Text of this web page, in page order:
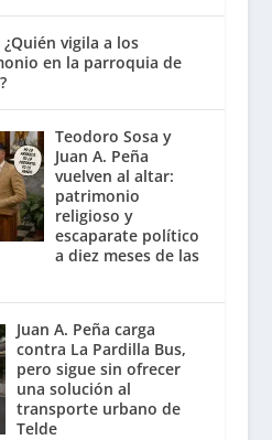
¿Quién vigila a los
en la parroquia de
Teodoro Sosa y
Juan A. Peña
vuelven al altar:
patrimonio
religioso y
escaparate político
a diez meses de las
Juan A. Peña carga
contra La Pardilla Bus,
pero sigue sin ofrecer
una solución al
transporte urbano de
Telde